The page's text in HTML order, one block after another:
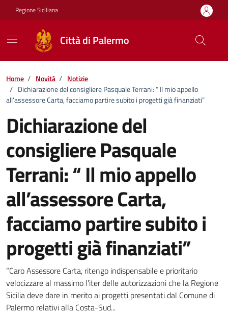
Vai ai contenuti
Vai al footer
Regione Siciliana
Città di Palermo
Home / Novità / Notizie
/ Dichiarazione del consigliere Pasquale Terrani: “ Il mio appello
all’assessore Carta, facciamo partire subito i progetti già finanziati”
Dichiarazione del
consigliere Pasquale
Terrani: “ Il mio appello
all’assessore Carta,
facciamo partire subito i
progetti già finanziati”
Dettagli della notizia
“Caro Assessore Carta, ritengo indispensabile e prioritario
velocizzare al massimo l'iter delle autorizzazioni che la Regione
Sicilia deve dare in merito ai progetti presentati dal Comune di
Palermo relativi alla Costa-Sud...